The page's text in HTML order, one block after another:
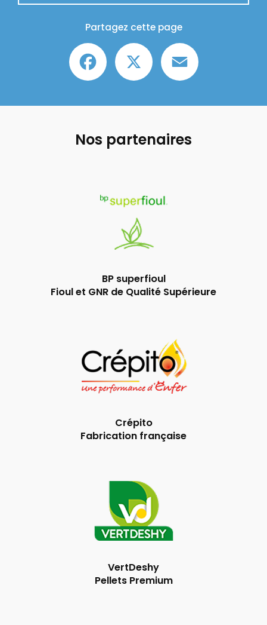
Partagez cette page
Facebook
Nos partenaires
BP superfioul
Fioul et GNR de Qualité Supérieure
Crépito
Fabrication française
VertDeshy
Pellets Premium